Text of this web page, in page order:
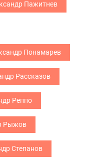
Пажитнев
Понамарев
Рассказов
Реппо
Рыжов
Степанов